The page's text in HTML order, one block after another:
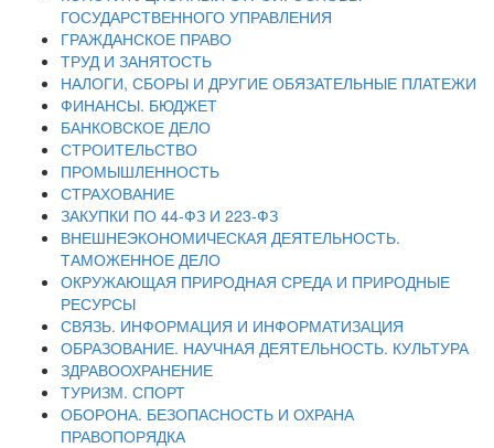
ГОСУДАРСТВЕННОГО УПРАВЛЕНИЯ
ГРАЖДАНСКОЕ ПРАВО
ТРУД И ЗАНЯТОСТЬ
НАЛОГИ, СБОРЫ И ДРУГИЕ ОБЯЗАТЕЛЬНЫЕ ПЛАТЕЖИ
ФИНАНСЫ. БЮДЖЕТ
БАНКОВСКОЕ ДЕЛО
СТРОИТЕЛЬСТВО
ПРОМЫШЛЕННОСТЬ
СТРАХОВАНИЕ
ЗАКУПКИ ПО 44-ФЗ И 223-ФЗ
ВНЕШНЕЭКОНОМИЧЕСКАЯ ДЕЯТЕЛЬНОСТЬ.
ТАМОЖЕННОЕ ДЕЛО
ОКРУЖАЮЩАЯ ПРИРОДНАЯ СРЕДА И ПРИРОДНЫЕ
РЕСУРСЫ
СВЯЗЬ. ИНФОРМАЦИЯ И ИНФОРМАТИЗАЦИЯ
ОБРАЗОВАНИЕ. НАУЧНАЯ ДЕЯТЕЛЬНОСТЬ. КУЛЬТУРА
ЗДРАВООХРАНЕНИЕ
ТУРИЗМ. СПОРТ
ОБОРОНА. БЕЗОПАСНОСТЬ И ОХРАНА
ПРАВОПОРЯДКА